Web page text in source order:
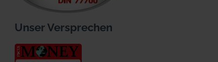
Unser Versprechen